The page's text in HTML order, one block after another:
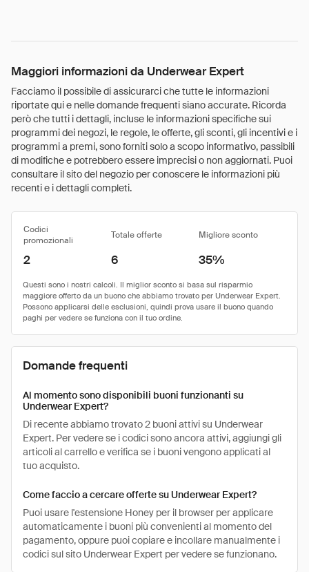
Maggiori informazioni da Underwear Expert
Facciamo il possibile di assicurarci che tutte le informazioni
riportate qui e nelle domande frequenti siano accurate. Ricorda
però che tutti i dettagli, incluse le informazioni specifiche sui
programmi dei negozi, le regole, le offerte, gli sconti, gli incentivi e i
programmi a premi, sono forniti solo a scopo informativo, passibili
di modifiche e potrebbero essere imprecisi o non aggiornati. Puoi
consultare il sito del negozio per conoscere le informazioni più
recenti e i dettagli completi.
Codici
promozionali
Totale offerte Migliore sconto
2 6 35%
Domande frequenti
Al momento sono disponibili buoni funzionanti su
Underwear Expert?
Di recente abbiamo trovato 2 buoni attivi su Underwear
Expert. Per vedere se i codici sono ancora attivi, aggiungi gli
articoli al carrello e verifica se i buoni vengono applicati al
tuo acquisto.
Come faccio a cercare offerte su Underwear Expert?
Puoi usare l'estensione Honey per il browser per applicare
automaticamente i buoni più convenienti al momento del
pagamento, oppure puoi copiare e incollare manualmente i
codici sul sito Underwear Expert per vedere se funzionano.